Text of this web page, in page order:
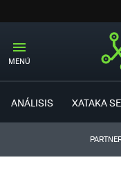
MENÚ
ANÁLISIS XATAKA